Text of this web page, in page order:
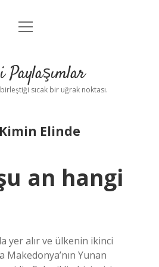
Anasayfa
Yasal Uyarı
menüyü
Paylaşımlar
sıcak bir uğrak noktası.
Elinde
an hangi
yer alır ve ülkenin ikinci
Makedonya’nın Yunan